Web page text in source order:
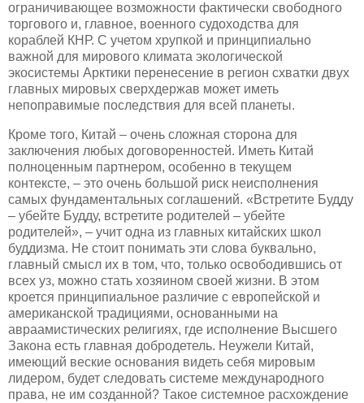
ограничивающее возможности фактически свободного
торгового и, главное, военного судоходства для
кораблей КНР. С учетом хрупкой и принципиально
важной для мирового климата экологической
экосистемы Арктики перенесение в регион схватки двух
главных мировых сверхдержав может иметь
непоправимые последствия для всей планеты.
Кроме того, Китай – очень сложная сторона для
заключения любых договоренностей. Иметь Китай
полноценным партнером, особенно в текущем
контексте, – это очень большой риск неисполнения
самых фундаментальных соглашений. «Встретите Будду
– убейте Будду, встретите родителей – убейте
родителей», – учит одна из главных китайских школ
буддизма. Не стоит понимать эти слова буквально,
главный смысл их в том, что, только освободившись от
всех уз, можно стать хозяином своей жизни. В этом
кроется принципиальное различие с европейской и
американской традициями, основанными на
авраамистических религиях, где исполнение Высшего
Закона есть главная добродетель. Неужели Китай,
имеющий веские основания видеть себя мировым
лидером, будет следовать системе международного
права, не им созданной? Такое системное расхождение